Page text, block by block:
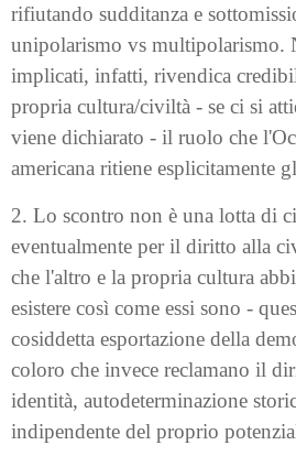
rifiutando sudditanza e
unipolarismo vs multipolarismo.
implicati, infatti, rivendica
propria cultura/civiltà - se ci si
viene dichiarato - il ruolo che
americana ritiene esplicitamente
2. Lo scontro non è una lotta di
eventualmente per il diritto alla
che l'altro e la propria cultura
esistere così come essi sono -
cosiddetta esportazione della
coloro che invece reclamano il
identità, autodeterminazione
indipendente del proprio